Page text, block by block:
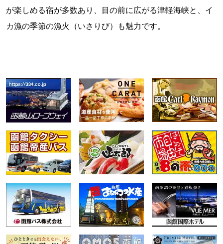
が楽しめる宿が多数あり、目の前に広がる津軽海峡と、イ
カ漁の季節の漁火（いさりび）も魅力です。